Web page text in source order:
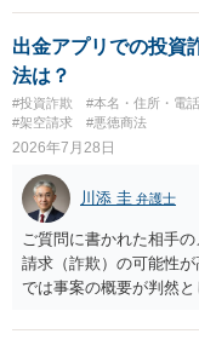
出金アプリでの投資
法は？
#投資詐欺 #本名・住所・電
#架空請求
#悪徳商法
2026年7月28日
川添 圭 弁護士
ご質問に書かれた相手
請求（詐欺）の可能性
では事案の概要が判然
画面を見て貰いながら